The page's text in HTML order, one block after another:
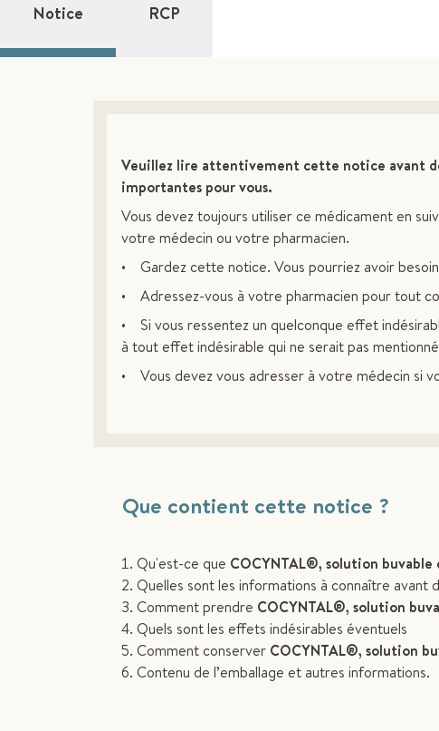
Notice RCP
Veuillez lire attentivement cette notice avant
importantes pour vous.
Vous devez toujours utiliser ce médicament en
votre médecin ou votre pharmacien.
• Gardez cette notice. Vous pourriez avoir
• Adressez-vous à votre pharmacien pour tout
• Si vous ressentez un quelconque effet
à tout effet indésirable qui ne serait pas
• Vous devez vous adresser à votre médecin si
Que contient cette notice ?
Qu'est-ce que COCYNTAL®, solution
Quelles sont les informations à connaître avant
Comment prendre COCYNTAL®, solution
Quels sont les effets indésirables éventuels
Comment conserver COCYNTAL®, solution
Contenu de l’emballage et autres informations.